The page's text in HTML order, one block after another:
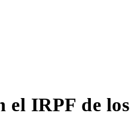
el IRPF de los